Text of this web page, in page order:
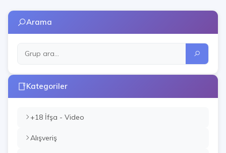
Arama
Kategoriler
+18 İfşa - Video
Alışveriş